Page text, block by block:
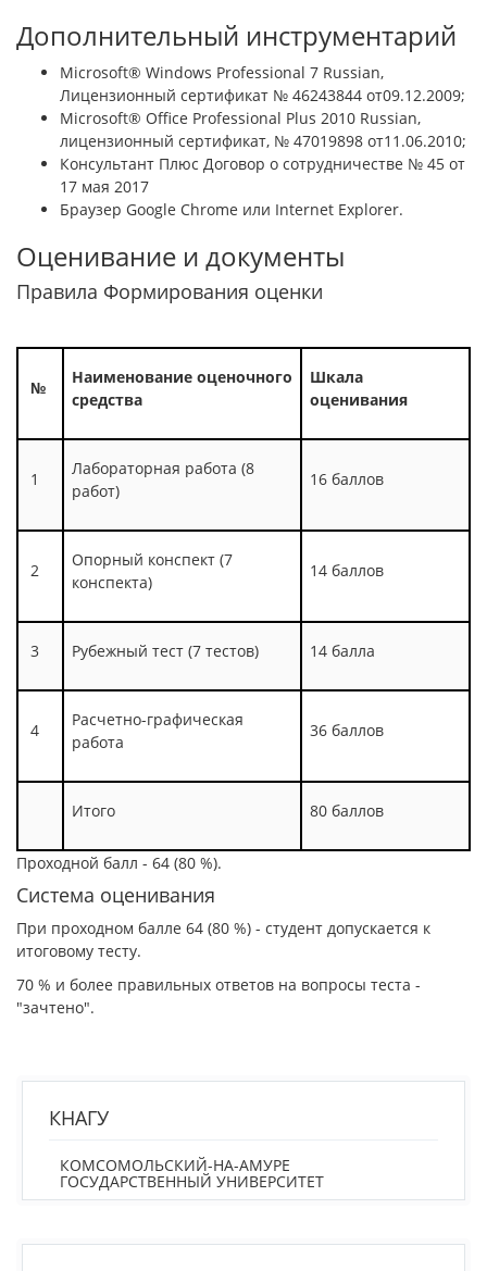
Дополнительный инструментарий
Microsoft® Windows Professional 7 Russian,
Лицензионный сертификат № 46243844 от09.12.2009;
Microsoft® Office Professional Plus 2010 Russian,
лицензионный сертификат, № 47019898 от11.06.2010;
Консультант Плюс Договор о сотрудничестве № 45 от
17 мая 2017
Браузер Google Chrome или Internet Explorer.
Оценивание и документы
Правила Формирования оценки
№
Наименование оценочного
средства
Шкала
оценивания
1
Лабораторная работа (8
работ)
16 баллов
2
Опорный конспект (7
конспекта)
14 баллов
3 Рубежный тест (7 тестов) 14 балла
4
Расчетно-графическая
работа
36 баллов
Итого 80 баллов
Проходной балл - 64 (80 %).
Система оценивания
При проходном балле 64 (80 %) - студент допускается к
итоговому тесту.
70 % и более правильных ответов на вопросы теста -
"зачтено".
КНАГУ
КОМСОМОЛЬСКИЙ-НА-АМУРЕ
ГОСУДАРСТВЕННЫЙ УНИВЕРСИТЕТ